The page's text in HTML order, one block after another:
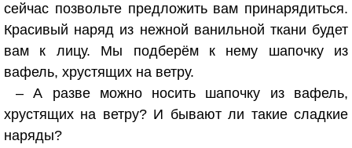
сейчас позвольте предложить вам принарядиться.
Красивый наряд из нежной ванильной ткани будет
вам к лицу. Мы подберём к нему шапочку из
вафель, хрустящих на ветру.
– А разве можно носить шапочку из вафель,
хрустящих на ветру? И бывают ли такие сладкие
наряды?